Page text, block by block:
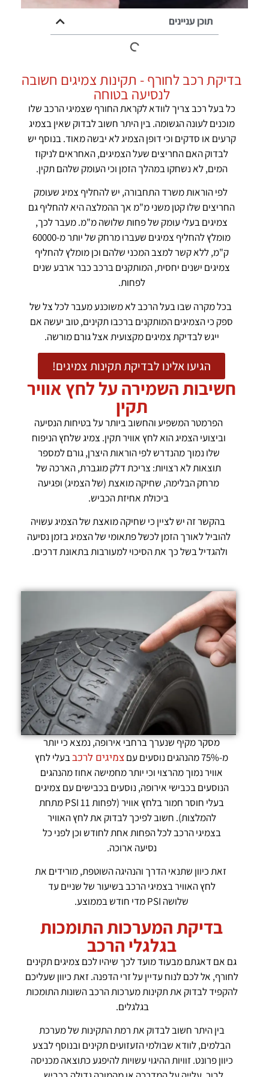
תוכן עניינים
בדיקת רכב לחורף - תקינות צמיגים חשובה
לנסיעה בטוחה
כל בעל רכב צריך לוודא לקראת החורף שצמיגי הרכב שלו
מוכנים לעונה הגשומה. בין היתר חשוב לבדוק שאין בצמיג
קרעים או סדקים וכי דופן הצמיג לא יבשה מאוד. בנוסף יש
לבדוק האם החריצים שעל הצמיגים, האחראים לניקוז
המים, לא נשחקו במהלך הזמן וכי העומק שלהם תקין.
לפי הוראות משרד התחבורה, יש להחליף צמיג שעומק
החריצים שלו קטן משני מ"מ אך ההמלצה היא להחליף גם
צמיגים בעלי עומק של פחות שלושה מ"מ. מעבר לכך,
מומלץ להחליף צמיגים שעברו מרחק של יותר מ-60000
ק"מ, ללא קשר למצב המכני שלהם וכן מומלץ להחליף
צמיגים ישנים יחסית, המותקנים ברכב כבר ארבע שנים
לפחות.
בכל מקרה שבו בעל הרכב לא משוכנע מעבר לכל צל של
ספק כי הצמיגים המותקנים ברכבו תקינים, טוב יעשה אם
ייגש לבדיקת צמיגים מקצועית אצל גורם מורשה.
הגיעו אלינו לבדיקת תקינות צמיגים!
חשיבות השמירה על לחץ אוויר
תקין
הפרמטר המשפיע והחשוב ביותר על בטיחות הנסיעה
וביצועי הצמיג הוא לחץ אוויר תקין. צמיג שלחץ הניפוח
שלו נמוך מהנדרש לפי הוראות היצרן, גורם למספר
תוצאות לא רצויות: צריכת דלק מוגברת, הארכה של
מרחק הבלימה, שחיקה מואצת (של הצמיג) ופגיעה
ביכולת אחיזת הכביש.
בהקשר זה יש לציין כי שחיקה מואצת של הצמיג עשויה
להוביל לאורך הזמן לכשל פתאומי של הצמיג בזמן נסיעה
ולהגדיל בשל כך את הסיכוי למעורבות בתאונת דרכים.
מסקר מקיף שנערך ברחבי אירופה, נמצא כי יותר
מ-75% מהנהגים נוסעים עם
צמיגים לרכבבעלי לחץ
אוויר נמוך מהרצוי וכי יותר מחמישה אחוז מהנהגים
הנוסעים בכבישי אירופה, נוסעים בכבישים עם צמיגים
בעלי חוסר חמור בלחץ אוויר (לפחות 11 PSI מתחת
להמלצות). חשוב לפיכך לבדוק את לחץ האוויר
בצמיגי הרכב לכל הפחות אחת לחודש וכן לפני כל
נסיעה ארוכה.
זאת כיוון שתנאי הדרך והנהיגה השוטפת, מורידים את
לחץ האוויר בצמיגי הרכב בשיעור של שניים עד
שלושה PSI מדי חודש בממוצע.
בדיקת המערכות התומכות
בגלגלי הרכב
גם אם דאגתם מבעוד מועד לכך שיהיו לכם צמיגים תקינים
לחורף, אל לכם לנוח עדיין על זרי הדפנה. זאת כיוון שעליכם
להקפיד לבדוק את תקינות מערכות הרכב השונות התומכות
בגלגלים.
בין היתר חשוב לבדוק את רמת התקינות של מערכת
הבלמים, לוודא שבולמי הזעזועים תקינים ובנוסף לבצע
כיוון פרונט. זוויות ההיגוי עשויות להיפגע כתוצאה מכניסה